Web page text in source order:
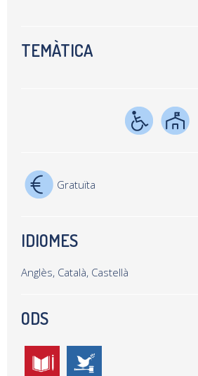
TEMÀTICA
Gratuïta
IDIOMES
Anglès, Català, Castellà
ODS